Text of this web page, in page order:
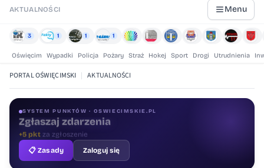
AKTUALNOŚCI Menu
3 1 1 1
Oświęcim Wypadki Policja Pożary Straż Hokej Sport Drogi Utrudnienia
PORTAL OŚWIĘCIMSKI | AKTUALNOŚCI
SYSTEM PUNKTÓW · OSWIECIMSKIE.PL
Oceniaj treści
+1 pktza ocenę
📋 Zasady
Zaloguj się